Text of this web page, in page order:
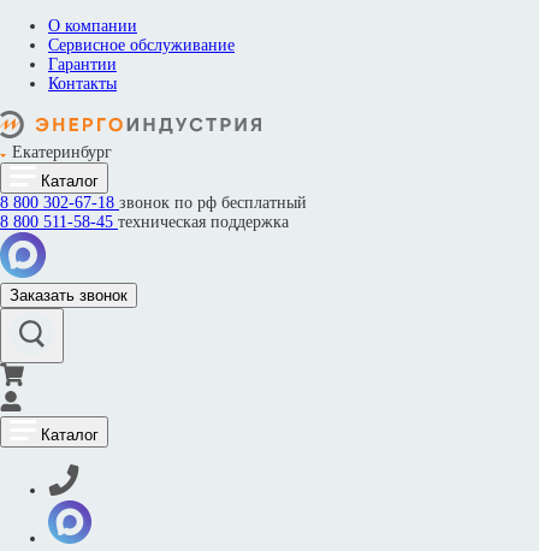
О компании
Сервисное обслуживание
Гарантии
Контакты
Екатеринбург
Каталог
8 800 302-67-18 звонок по рф бесплатный
8 800 511-58-45 техническая поддержка
Заказать звонок
Каталог